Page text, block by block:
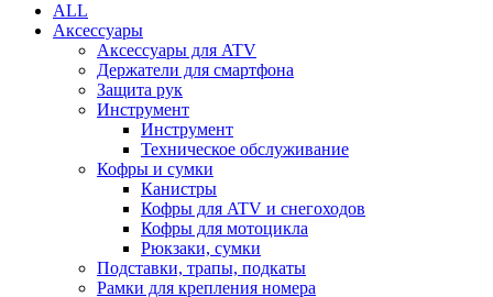
ALL
Аксессуары
Аксессуары для ATV
Держатели для смартфона
Защита рук
Инструмент
Инструмент
Техническое обслуживание
Кофры и сумки
Канистры
Кофры для ATV и снегоходов
Кофры для мотоцикла
Рюкзаки, сумки
Подставки, трапы, подкаты
Рамки для крепления номера